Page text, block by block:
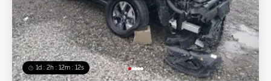
1d : 2h : 12m : 10s